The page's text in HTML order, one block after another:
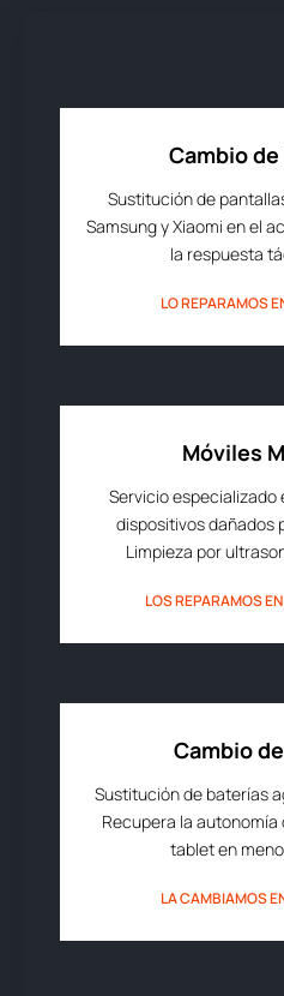
Cambio
Sustitución de
Samsung y Xiaomi en el
la respuesta
LO REPARAMOS
Móviles
Servicio
dispositivos dañados
Limpieza por
LOS REPARAMOS EN
Cambio
Sustitución de baterías
Recupera la autonomía
tablet en
LA CAMBIAMOS